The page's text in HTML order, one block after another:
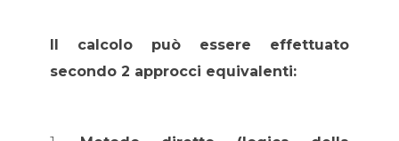
Il calcolo può essere effettuato
secondo 2 approcci equivalenti: